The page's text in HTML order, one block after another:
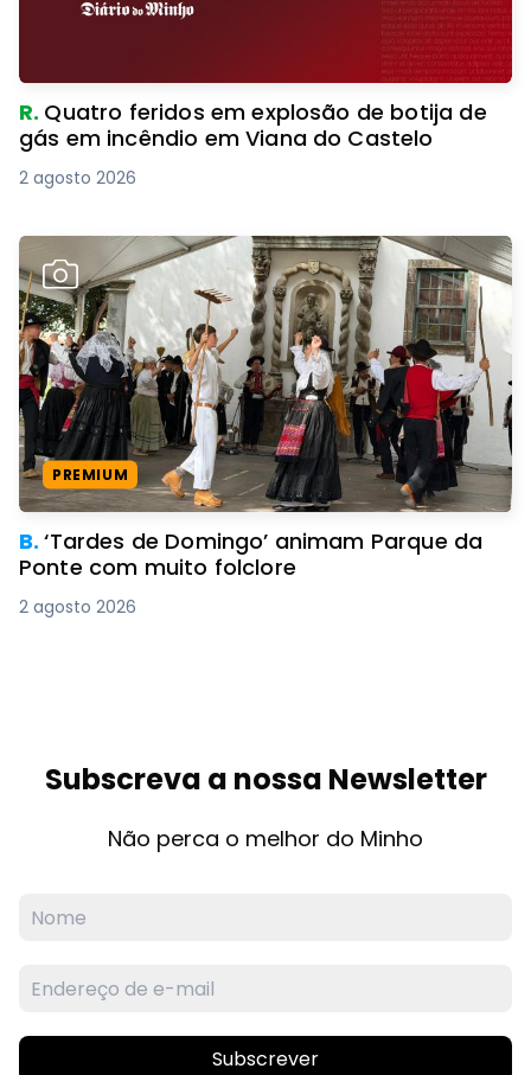
R. Quatro feridos em explosão de botija de
gás em incêndio em Viana do Castelo
2 agosto 2026
PREMIUM
B.‘Tardes de Domingo’ animam Parque da
Ponte com muito folclore
2 agosto 2026
Subscreva a nossa Newsletter
Não perca o melhor do Minho
Subscrever